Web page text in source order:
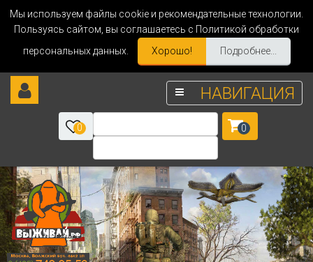
Мы используем файлы cookie и рекомендательные технологии.
Пользуясь сайтом, вы соглашаетесь с Политикой обработки
персональных данных.
Хорошо! Подробнее...
НАВИГАЦИЯ
0 0